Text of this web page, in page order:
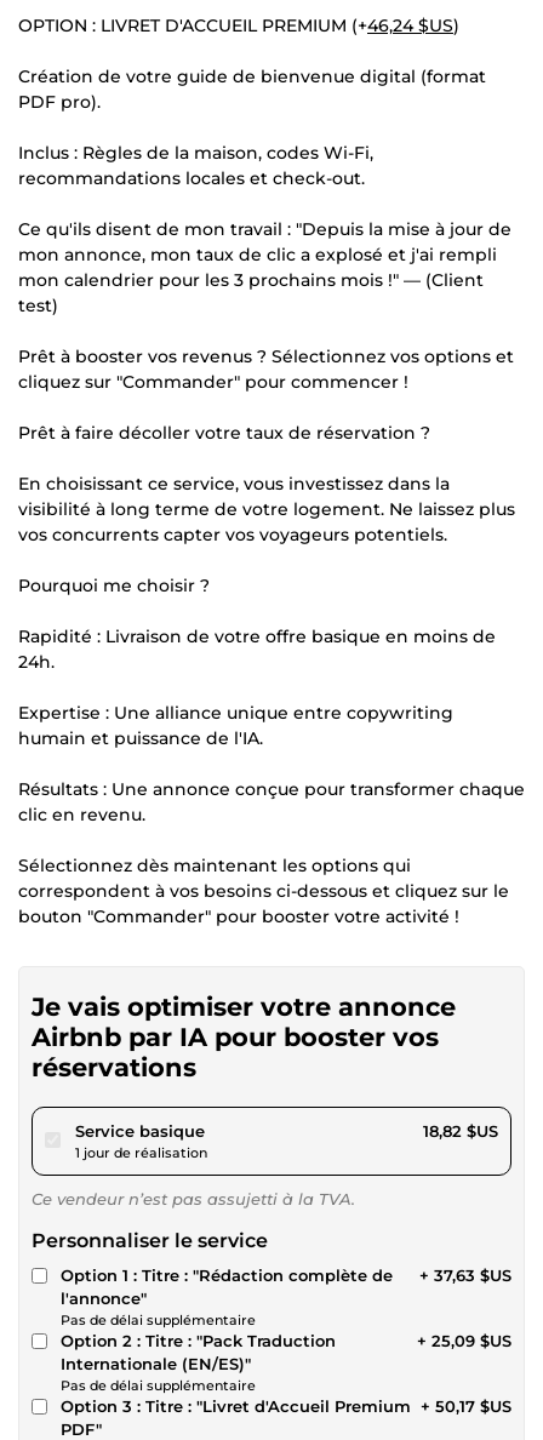
OPTION : LIVRET D'ACCUEIL PREMIUM (+46,24 $US)
Création de votre guide de bienvenue digital (format
PDF pro).
Inclus : Règles de la maison, codes Wi-Fi,
recommandations locales et check-out.
Ce qu'ils disent de mon travail : "Depuis la mise à jour de
mon annonce, mon taux de clic a explosé et j'ai rempli
mon calendrier pour les 3 prochains mois !" — (Client
test)
Prêt à booster vos revenus ? Sélectionnez vos options et
cliquez sur "Commander" pour commencer !
Prêt à faire décoller votre taux de réservation ?
En choisissant ce service, vous investissez dans la
visibilité à long terme de votre logement. Ne laissez plus
vos concurrents capter vos voyageurs potentiels.
Pourquoi me choisir ?
Rapidité : Livraison de votre offre basique en moins de
24h.
Expertise : Une alliance unique entre copywriting
humain et puissance de l'IA.
Résultats : Une annonce conçue pour transformer chaque
clic en revenu.
Sélectionnez dès maintenant les options qui
correspondent à vos besoins ci-dessous et cliquez sur le
bouton "Commander" pour booster votre activité !
Je vais optimiser votre annonce
Airbnb par IA pour booster vos
réservations
Service basiquepour 17,34 $US
1 jour de réalisation
18,82 $US
Ce vendeur n’est pas assujetti à la TVA.
Personnaliser le service
Option 1 : Titre : "Rédaction complète de
l'annonce"
Pas de délai supplémentaire
+ 37,63 $US
Option 2 : Titre : "Pack Traduction
Internationale (EN/ES)"
Pas de délai supplémentaire
+ 25,09 $US
Option 3 : Titre : "Livret d'Accueil Premium
PDF"
+ 50,17 $US